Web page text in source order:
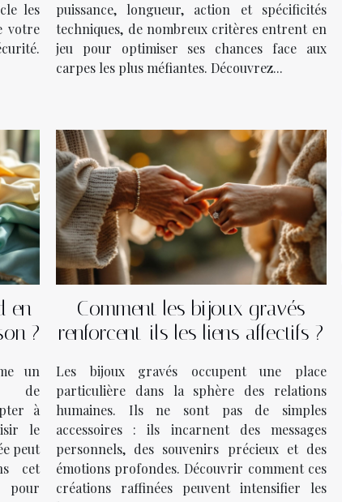
les
votre
puissance, longueur, action et spécificités
techniques, de nombreux critères entrent en
jeu pour optimiser ses chances face aux
carpes les plus méfiantes. Découvrez...
en
?
un
de
à
le
peut
cet
Comment les bijoux gravés
renforcent-ils les liens affectifs ?
Les bijoux gravés occupent une place
particulière dans la sphère des relations
humaines. Ils ne sont pas de simples
accessoires : ils incarnent des messages
personnels, des souvenirs précieux et des
émotions profondes. Découvrir comment ces
créations raffinées peuvent intensifier les